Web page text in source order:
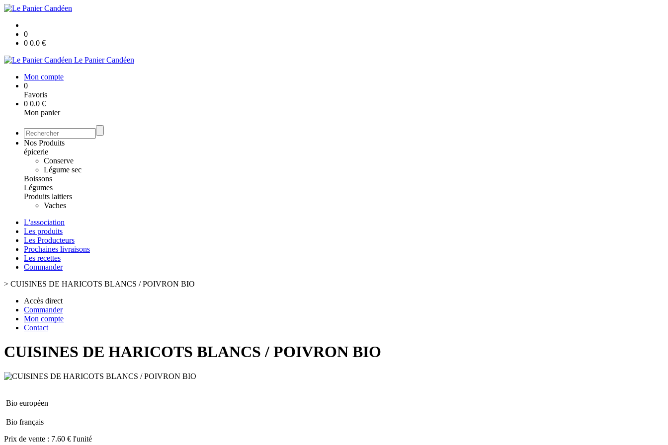
0
0 0.0 €
Le Panier Candéen
Mon compte
0
Favoris
0 0.0 €
Mon panier
Nos Produits
épicerie
Conserve
Légume sec
Boissons
Légumes
Produits laitiers
Vaches
L'association
Les produits
Les Producteurs
Prochaines livraisons
Les recettes
Commander
> CUISINES DE HARICOTS BLANCS / POIVRON BIO
Accès direct
Commander
Mon compte
Contact
CUISINES DE HARICOTS BLANCS / POIVRON BIO
Bio européen
Bio français
Prix de vente : 7.60 € l'unité